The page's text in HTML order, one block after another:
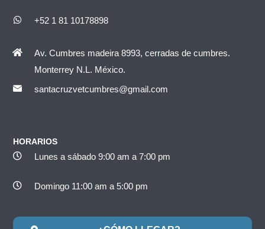
+52 1 81 10178898
Av. Cumbres madeira 8993, cerradas de cumbres.
Monterrey N.L. México.
santacruzvetcumbres@gmail.com
HORARIOS
Lunes a sábado 9:00 am a 7:00 pm
Domingo 11:00 am a 5:00 pm